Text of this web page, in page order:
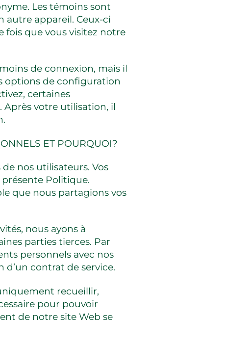
Les témoins sont
autre appareil. Ceux-ci
que vous visitez notre
de connexion, mais il
options de configuration
certaines
votre utilisation, il
ET POURQUOI?
nos utilisateurs. Vos
Politique.
que nous partagions vos
nous ayons à
parties tierces. Par
personnels avec nos
d’un contrat de service.
recueillir,
pour pouvoir
de notre site Web se